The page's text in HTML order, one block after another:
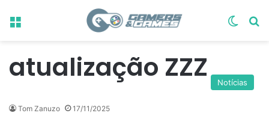
Menu
atualização ZZZ Notícias
Tom Zanuzo 17/11/2025